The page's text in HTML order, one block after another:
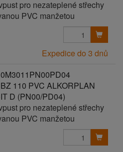
pro nezateplené střechy
PVC manžetou
Expedice do 3 dnů
110 PVC ALKORPLAN
D (PN00/PD04)
pro nezateplené střechy
PVC manžetou